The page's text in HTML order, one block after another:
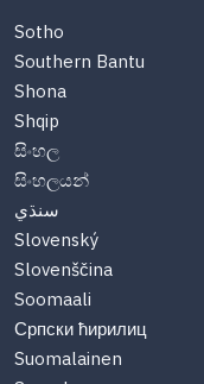
Sotho
Southern Bantu
Shona
Shqip
සිංහල
සිංහලයන්
سنڌي
Slovenský
Slovenščina
Soomaali
Српски ћирилиц
Suomalainen